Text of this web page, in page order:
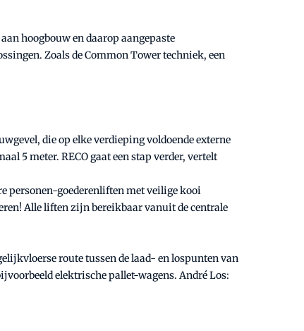
hoogbouw en daarop aangepaste
Zoals de Common Tower techniek, een
die op elke verdieping voldoende externe
5 meter. RECO gaat een stap verder, vertelt
personen-goederenliften met veilige kooi
Alle liften zijn bereikbaar vanuit de centrale
route tussen de laad- en lospunten van
elektrische pallet-wagens. André Los: